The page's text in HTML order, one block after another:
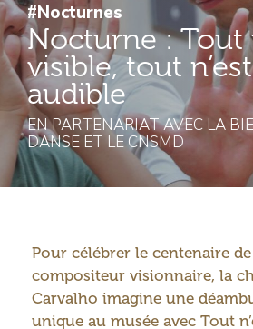
#Nocturnes
Nocturne : Tout
visible, tout
audible
EN PARTENARIAT AVEC LA
DANSE ET LE CNSMD
Introduction
Pour célébrer le centenaire
compositeur visionnaire, la
Carvalho imagine une
unique au musée avec Tout